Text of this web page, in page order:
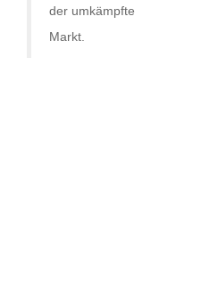
der umkämpfte
Markt.